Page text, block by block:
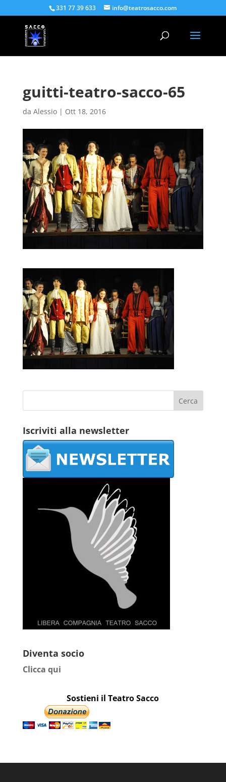
331 77 39 633 info@teatrosacco.com
guitti-teatro-sacco-65
da Alessio| Ott 18, 2016
Iscriviti alla newsletter
Diventa socio
Clicca qui
Sostieni il Teatro Sacco